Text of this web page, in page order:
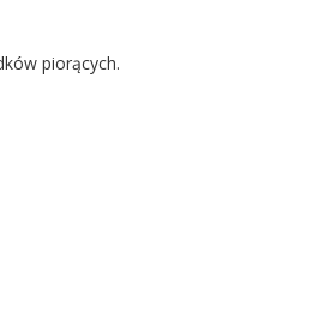
piorących.